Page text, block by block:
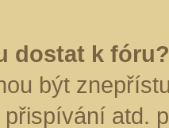
dostat k fóru?
být
atd.